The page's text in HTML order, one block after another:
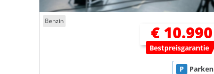
Benzin
€ 10.990
Bestpreisgarantie
P Parken